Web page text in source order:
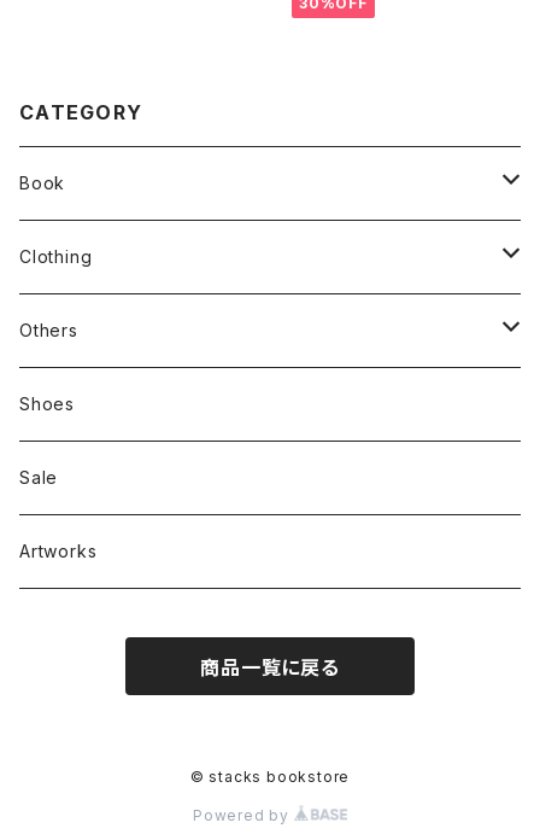
CATEGORY
Book
stacks
新刊本
Zine、Other
Clothing
Tees
Sweatshirts
Bag & Accessories
Others
Mixcd
RC SLUM / ROYALTY CLUB
雑貨
Shoes
Sale
Artworks
商品一覧に戻る
© stacks bookstore
Powered by